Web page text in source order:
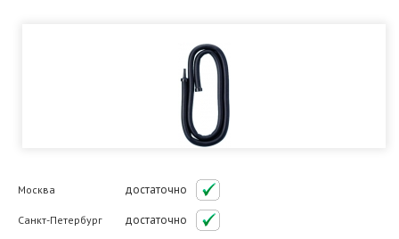
Москва достаточно
Санкт-Петербург достаточно